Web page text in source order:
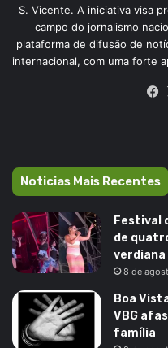
S. Vicente. A iniciativa visa
campo do jornalismo
plataforma de difusão de
internacional, com uma forte
Noticias Mais Recentes
Festival
de
verdiana
8 de
Boa
VBG
família